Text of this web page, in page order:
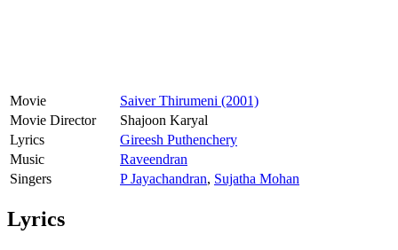
Movie
Saiver Thirumeni (2001)
Movie Director
Shajoon Karyal
Lyrics
Gireesh Puthenchery
Music
Raveendran
Singers
P Jayachandran, Sujatha Mohan
Lyrics